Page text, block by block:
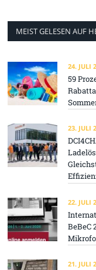
MEIST GELESEN AUF
24. JULI
59
23. JULI
22. JULI
BeBeC
21. JULI